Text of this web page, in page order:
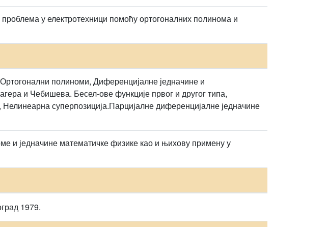
у електротехници помоћу ортогоналних полинома и
полиноми, Диференцијалне једначине и
и Чебишева. Бесел-ове функције првог и другог типа,
суперпозиција.Парцијалне диференцијалне једначине
и једначине математичке физике као и њихову примену у
1979.